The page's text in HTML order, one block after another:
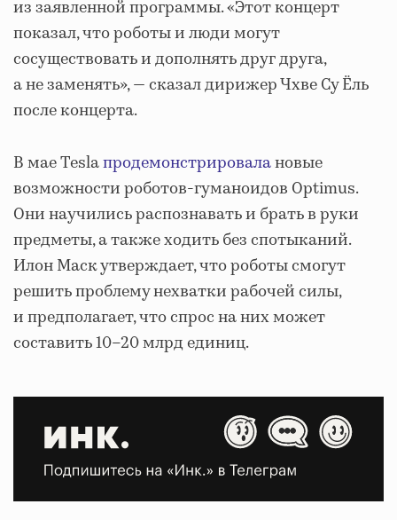
из заявленной программы. «Этот концерт
показал, что роботы и люди могут
сосуществовать и дополнять друг друга,
а не заменять», — сказал дирижер Чхве Су Ёль
после концерта.
В мае Teslaпродемонстрировалановые
возможности роботов-гуманоидов Optimus.
Они научились распознавать и брать в руки
предметы, а также ходить без спотыканий.
Илон Маск утверждает, что роботы смогут
решить проблему нехватки рабочей силы,
и предполагает, что спрос на них может
составить 10–20 млрд единиц.